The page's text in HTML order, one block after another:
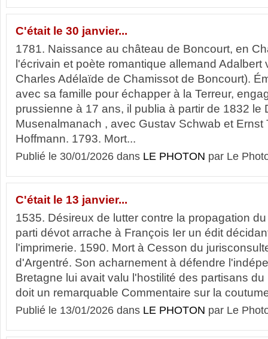
C'était le 30 janvier...
1781. Naissance au château de Boncourt, en
l'écrivain et poète romantique allemand
Charles Adélaïde de Chamissot de Boncourt).
avec sa famille pour échapper à la Terreur,
prussienne à 17 ans, il publia à partir de 1832 le
Musenalmanach , avec Gustav Schwab et Ernst
Hoffmann. 1793. Mort...
Publié le 30/01/2026 dans LE PHOTON par Le
C'était le 13 janvier...
1535. Désireux de lutter contre la propagation
parti dévot arrache à François Ier un édit
l'imprimerie. 1590. Mort à Cesson du
d'Argentré. Son acharnement à défendre
Bretagne lui avait valu l'hostilité des partisans
doit un remarquable Commentaire sur la
Publié le 13/01/2026 dans LE PHOTON par Le